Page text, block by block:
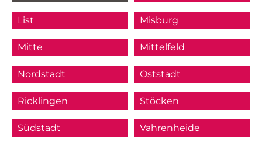
List Misburg
Mitte Mittelfeld
Nordstadt Oststadt
Ricklingen Stöcken
Südstadt Vahrenheide